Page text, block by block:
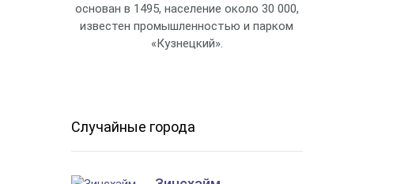
основан в 1495, население около 30 000,
известен промышленностью и парком
«Кузнецкий».
Случайные города